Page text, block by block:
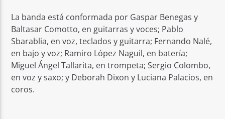
La banda está conformada por Gaspar Benegas y
Baltasar Comotto, en guitarras y voces; Pablo
Sbarablia, en voz, teclados y guitarra; Fernando Nalé,
en bajo y voz; Ramiro López Naguil, en batería;
Miguel Ángel Tallarita, en trompeta; Sergio Colombo,
en voz y saxo; y Deborah Dixon y Luciana Palacios, en
coros.